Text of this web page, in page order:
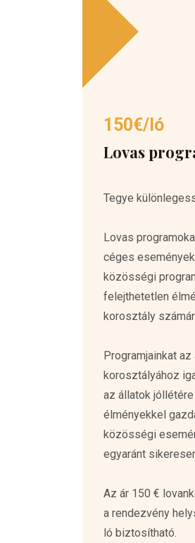
150€/ló
Lovas
Tegye
Lovas
céges
közösségi
felejthetetlen
korosztály
Programjainkat
korosztályához
az állatok
élményekkel
közösségi
egyaránt
Az ár 150 €
a rendezvény
ló biztosítható.